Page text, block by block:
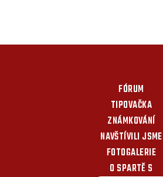
FÓRUM
TIPOVAČKA
ZNÁMKOVÁNÍ
NAVŠTÍVILI JSME
FOTOGALERIE
O SPARTĚ S